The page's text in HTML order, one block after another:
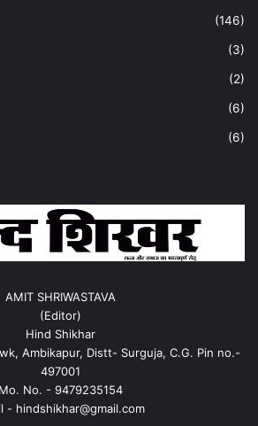
(146)
(3)
(2)
(6)
(6)
AMIT SHRIWASTAVA
(Editor)
Hind Shikhar
Ambikapur, Distt- Surguja, C.G. Pin no.-
497001
Mo. No. - 9479235154
- hindshikhar@gmail.com